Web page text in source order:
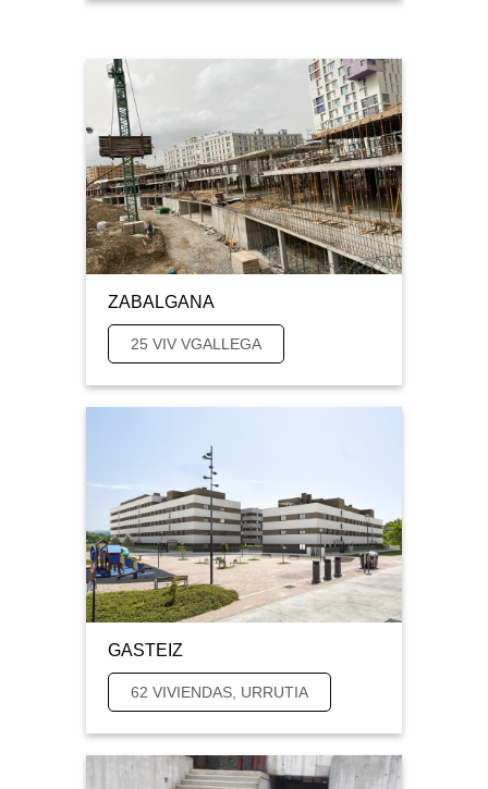
ZABALGANA
25 VIV VGALLEGA
GASTEIZ
62 VIVIENDAS, URRUTIA